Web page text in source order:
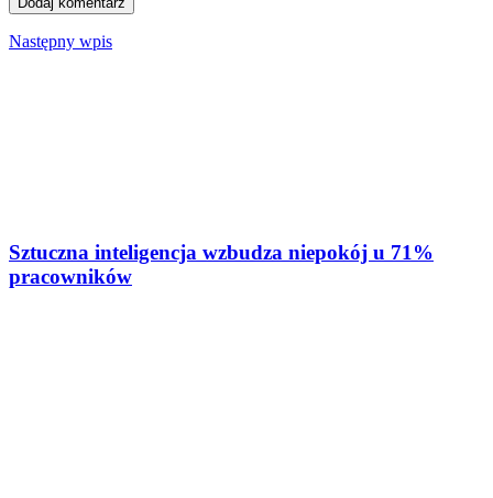
Następny wpis
Sztuczna inteligencja wzbudza niepokój u 71%
pracowników